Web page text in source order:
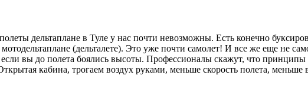
дельтаплане в Туле у нас почти невозможны. Есть конечно
(дельталете). Это уже почти самолет! И все же еще не
вы до полета боялись высоты. Профессионалы скажут, что принципы
кабина, трогаем воздух руками, меньше скорость полета,